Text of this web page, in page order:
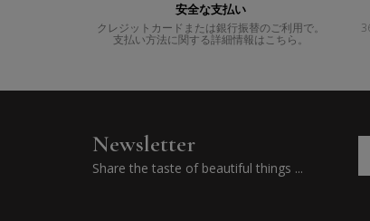
安全な支払い
クレジットカードまたは銀行振替のご利用で。
支払い方法に関する詳細情報はこちら。
Newsletter
Share the taste of beautiful things ...